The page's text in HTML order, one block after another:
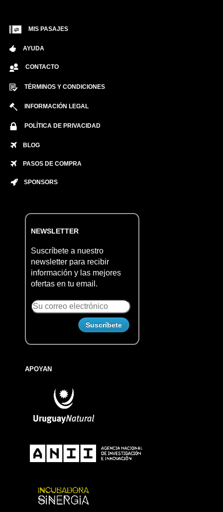
MIS PASAJES
AYUDA
CONTACTO
TÉRMINOS Y CONDICIONES
INFORMACIÓN LEGAL
POLÍTICA DE PRIVACIDAD
BLOG
PASOS DE COMPRA
SPONSORS
NEWSLETTER
Suscríbete a nuestro
newsletter para recibir
información y las mejores
ofertas en tu email.
APOYAN